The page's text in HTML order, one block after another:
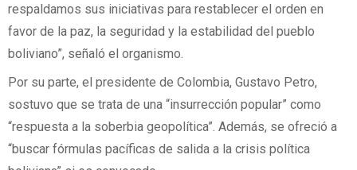
respaldamos sus iniciativas para restablecer el orden en
favor de la paz, la seguridad y la estabilidad del pueblo
boliviano”, señaló el organismo.
Por su parte, el presidente de Colombia, Gustavo Petro,
sostuvo que se trata de una “insurrección popular” como
“respuesta a la soberbia geopolítica”. Además, se ofreció a
“buscar fórmulas pacíficas de salida a la crisis política